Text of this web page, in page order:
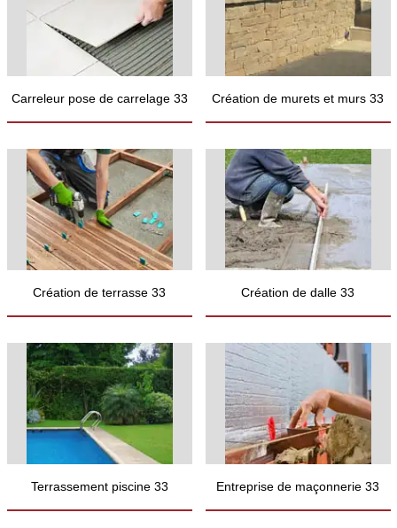
Carreleur pose de carrelage 33 Création de murets et murs 33
Création de terrasse 33 Création de dalle 33
Terrassement piscine 33 Entreprise de maçonnerie 33